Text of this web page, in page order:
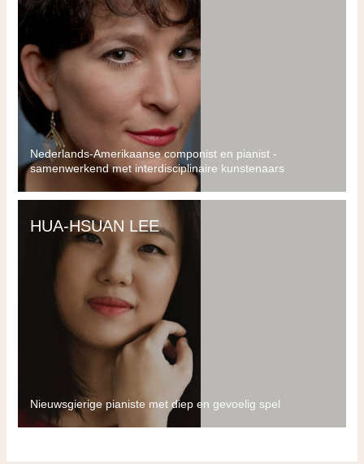
Nederlands-Amerikaanse componist en pianist -
samenwerkend met interdisciplinaire kunstenaars
HUA-HSUAN LEE
Nieuwsgierige pianiste met diep en gevoelig spel